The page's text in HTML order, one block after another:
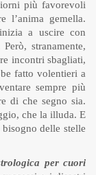
più favorevoli
l’anima gemella.
a uscire con
stranamente,
incontri sbagliati,
fatto volentieri a
sempre più
di che segno sia.
che la illuda. E
delle stelle
per cuori